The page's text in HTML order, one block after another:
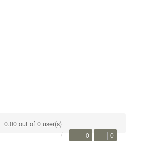
0.00 out of 0 user(s)
0 0